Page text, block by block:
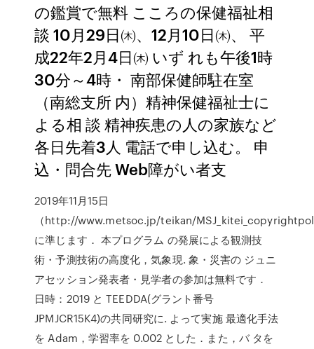
の鑑賞で無料 こころの保健福祉相
談 10月29日㈭、12月10日㈭、 平
成22年2月4日㈭ いず れも午後1時
30分～4時・ 南部保健師駐在室
（南総支所 内）精神保健福祉士に
よる相 談 精神疾患の人の家族など
各日先着3人 電話で申し込む。 申
込・問合先 Web障がい者支
2019年11月15日
（http://www.metsoc.jp/teikan/
に準じます． 本プログラム の発展による観測技
術・予測技術の高度化，気象現. 象・災害の ジュニ
アセッション発表者・見学者の参加は無料です．
日時：2019 と TEEDDA(グラント番号
JPMJCR15K4)の共同研究に. よって実施 最適化手法
を Adam，学習率を 0.002 とした．また，バ タを